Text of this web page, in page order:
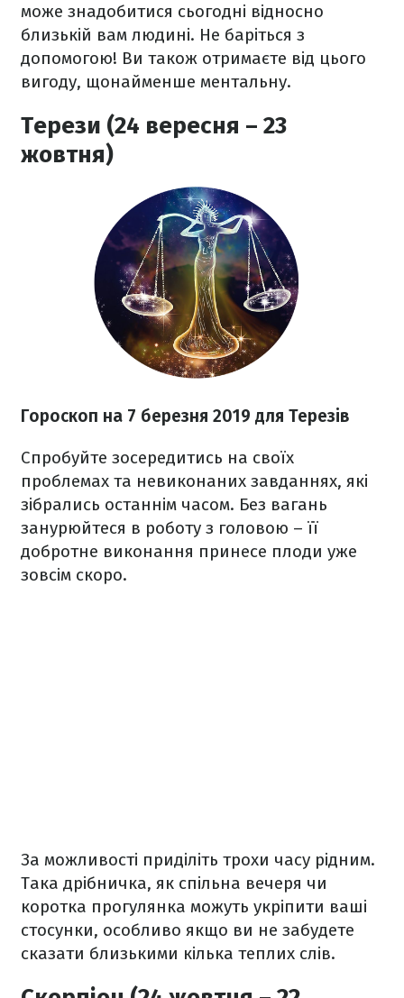
може знадобитися сьогодні відносно
близькій вам людині. Не баріться з
допомогою! Ви також отримаєте від цього
вигоду, щонайменше ментальну.
Терези (24 вересня – 23
жовтня)
Гороскоп на 7 березня 2019 для Терезів
Спробуйте зосередитись на своїх
проблемах та невиконаних завданнях, які
зібрались останнім часом. Без вагань
занурюйтеся в роботу з головою – її
добротне виконання принесе плоди уже
зовсім скоро.
За можливості приділіть трохи часу рідним.
Така дрібничка, як спільна вечеря чи
коротка прогулянка можуть укріпити ваші
стосунки, особливо якщо ви не забудете
сказати близькими кілька теплих слів.